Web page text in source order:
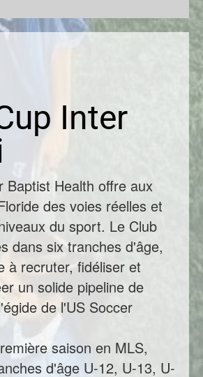
Inter
Baptist Health offre aux
des voies réelles et
du sport. Le Club
dans six tranches d'âge,
à recruter, fidéliser et
un solide pipeline de
de l'US Soccer
saison en MLS,
d'âge U-12, U-13, U-